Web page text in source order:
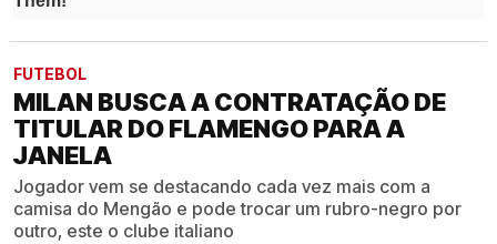
FUTEBOL
MILAN BUSCA A CONTRATAÇÃO DE
TITULAR DO FLAMENGO PARA A
JANELA
Jogador vem se destacando cada vez mais com a
camisa do Mengão e pode trocar um rubro-negro por
outro, este o clube italiano